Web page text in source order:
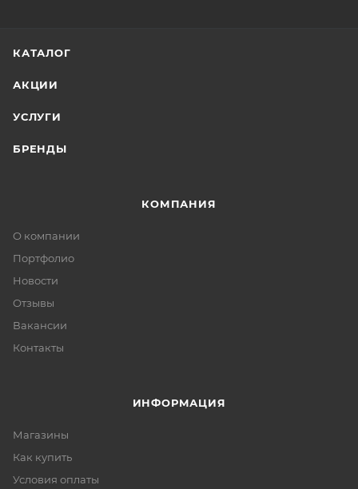
КАТАЛОГ
АКЦИИ
УСЛУГИ
БРЕНДЫ
КОМПАНИЯ
О компании
Портфолио
Новости
Отзывы
Вакансии
Контакты
ИНФОРМАЦИЯ
Магазины
Как купить
Условия оплаты